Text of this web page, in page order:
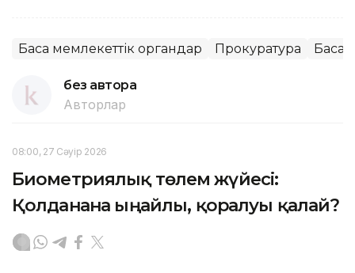
Басқа мемлекеттік органдар Прокуратура
без автора
Авторлар
08:00, 27 Сәуір 2026
Биометриялық төлем жүйесі:
Қолданғанға ыңғайлы, қорғалуы қалай?